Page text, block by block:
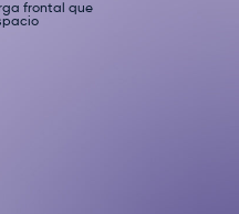
frontal que